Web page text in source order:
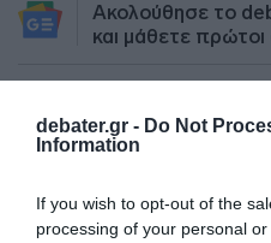
debater.gr - Do Not
Information
If you wish to opt-out of the
processing of your personal
Ακολούθησε το
και μάθετε πρώτοι
ΣΕΙΣΜΟΙ ΣΕΙΣΜΟΣ